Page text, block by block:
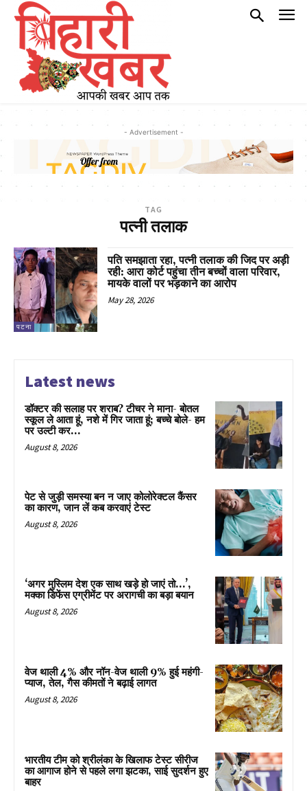
- Advertisement -
TAG
पत्नी तलाक
पटना
पति समझाता रहा, पत्नी तलाक की जिद पर अड़ी
रही: आरा कोर्ट पहुंचा तीन बच्चों वाला परिवार,
मायके वालों पर भड़काने का आरोप
May 28, 2026
Latest news
डॉक्टर की सलाह पर शराब? टीचर ने माना- बोतल
स्कूल ले आता हूं, नशे में गिर जाता हूं; बच्चे बोले- हम
पर उल्टी कर...
August 8, 2026
पेट से जुड़ी समस्या बन न जाए कोलोरेक्टल कैंसर
का कारण, जान लें कब करवाएं टेस्ट
August 8, 2026
‘अगर मुस्लिम देश एक साथ खड़े हो जाएं तो…’,
मक्का डिफेंस एग्रीमेंट पर अरागची का बड़ा बयान
August 8, 2026
वेज थाली 4% और नॉन-वेज थाली 9% हुई महंगी-
प्याज, तेल, गैस कीमतों ने बढ़ाई लागत
August 8, 2026
भारतीय टीम को श्रीलंका के खिलाफ टेस्ट सीरीज
का आगाज होने से पहले लगा झटका, साई सुदर्शन हुए
बाहर